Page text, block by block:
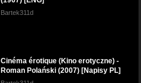
Bartek311d
Cinéma érotique (Kino erotyczne) -
Roman Polański (2007) [Napisy PL]